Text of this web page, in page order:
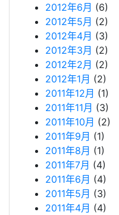
2012年6月 (6)
2012年5月 (2)
2012年4月 (3)
2012年3月 (2)
2012年2月 (2)
2012年1月 (2)
2011年12月 (1)
2011年11月 (3)
2011年10月 (2)
2011年9月 (1)
2011年8月 (1)
2011年7月 (4)
2011年6月 (4)
2011年5月 (3)
2011年4月 (4)